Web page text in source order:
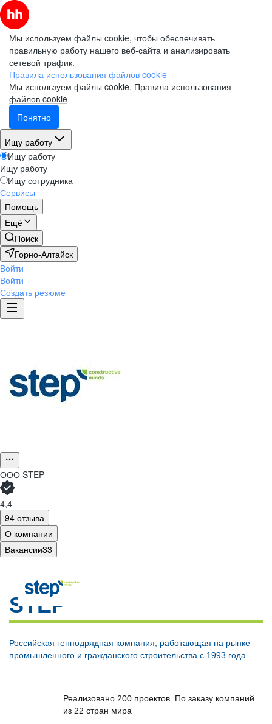
Мы используем файлы cookie, чтобы обеспечивать
правильную работу нашего веб-сайта и анализировать
сетевой трафик.
Правила использования файлов cookie
Мы используем файлы cookie. Правила использования
файлов cookie
Понятно
Ищу работу
Ищу работу
Ищу работу
Ищу сотрудника
Сервисы
Помощь
Ещё
Поиск
Горно-Алтайск
Войти
Войти
Создать резюме
ООО STEP
4,4
94 отзыва
О компании
Вакансии33
STEP
Российская генподрядная компания, работающая на рынке
промышленного и гражданского строительства с 1993 года
Реализовано 200 проектов. По заказу компаний
из 22 cтран мира